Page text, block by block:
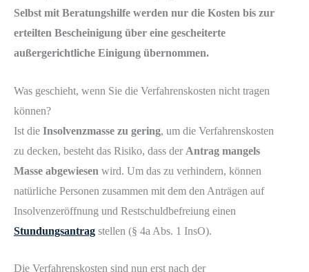
Selbst mit Beratungshilfe werden nur die Kosten bis zur
erteilten Bescheinigung über eine gescheiterte
außergerichtliche Einigung übernommen.
Was geschieht, wenn Sie die Verfahrenskosten nicht tragen
können?
Ist die Insolvenzmasse zu gering, um die Verfahrenskosten
zu decken, besteht das Risiko, dass der Antrag mangels
Masse abgewiesen wird. Um das zu verhindern, können
natürliche Personen zusammen mit dem den Anträgen auf
Insolvenzeröffnung und Restschuldbefreiung einen
Stundungsantrag stellen (§ 4a Abs. 1 InsO).
Die Verfahrenskosten sind nun erst nach der